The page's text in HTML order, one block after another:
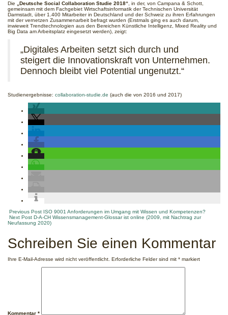
Die „Deutsche Social Collaboration Studie 2018“ , in der, von Campana & Schott,
gemeinsam mit dem Fachgebiet Wirtschaftsinformatik der Technischen Universität
Darmstadt, über 1.400 Mitarbeiter in Deutschland und der Schweiz zu ihren Erfahrungen
mit der vernetzen Zusammenarbeit befragt wurden (Erstmals ging es auch darum,
inwieweit Trendtechnologien aus den Bereichen Künstliche Intelligenz, Mixed Reality und
Big Data am Arbeitsplatz eingesetzt werden), zeigt:
„Digitales Arbeiten setzt sich durch und
steigert die Innovationskraft von Unternehmen.
Dennoch bleibt viel Potential ungenutzt.“
Studienergebnisse: collaboration-studie.de (auch die von 2016 und 2017)
Post
navigation
Previous Post ISO 9001 Anforderungen im Umgang mit Wissen und Kompetenzen?
Next Post D-A-CH Wissensmanagement-Glossar ist online (2009, mit Nachtrag zur
Neufassung 2020)
Schreiben Sie einen Kommentar
Ihre E-Mail-Adresse wird nicht veröffentlicht. Erforderliche Felder sind mit * markiert
Kommentar *